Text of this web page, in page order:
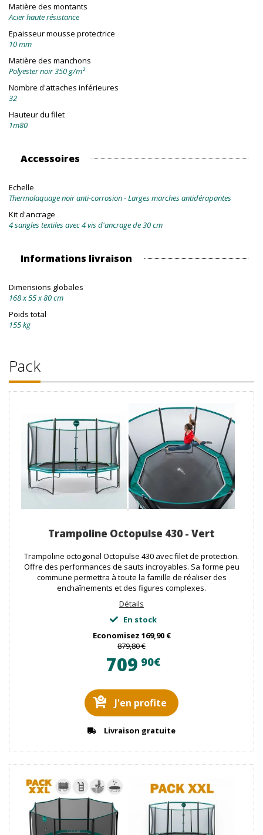
Matière des montants
Acier haute résistance
Epaisseur mousse protectrice
10 mm
Matière des manchons
Polyester noir 350 g/m²
Nombre d'attaches inférieures
32
Hauteur du filet
1m80
Accessoires
Echelle
Thermolaquage noir anti-corrosion - Larges marches antidérapantes
Kit d'ancrage
4 sangles textiles avec 4 vis d'ancrage de 30 cm
Informations livraison
Dimensions globales
168 x 55 x 80 cm
Poids total
155 kg
Pack
Trampoline Octopulse 430 - Vert
Trampoline octogonal Octopulse 430 avec filet de protection.
Offre des performances de sauts incroyables. Sa forme peu
commune permettra à toute la famille de réaliser des
enchaînements et des figures complexes.
Détails
En stock
Economisez 169,90 €
879,80 €
709 90€
J'en profite
Livraison gratuite